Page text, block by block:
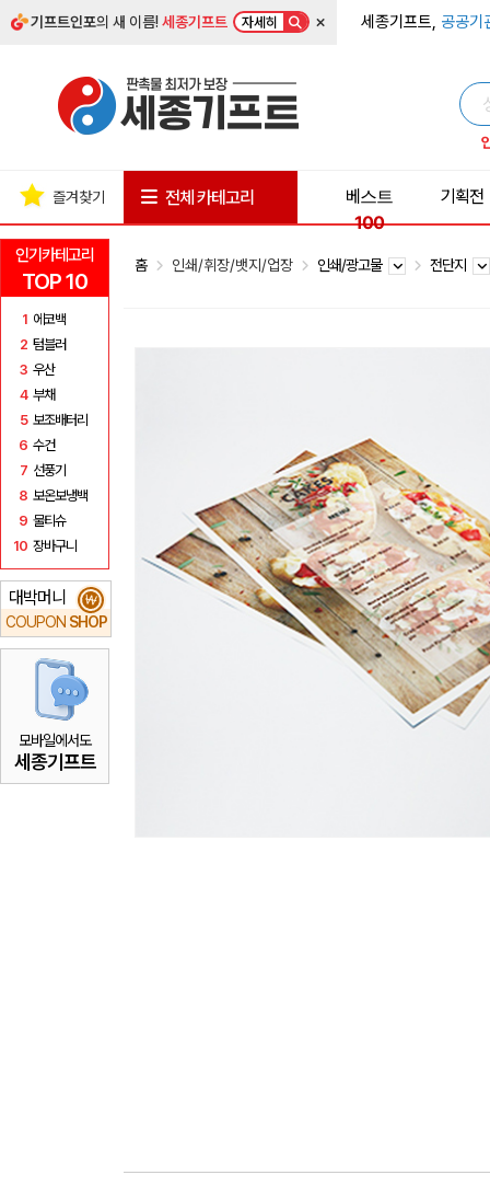
기프트인포의 새 이름!세종기프트 자세히 × 세종기프트, 공공기
인기카테고리
TOP 10
1 에코백
2 텀블러
3 우산
4 부채
5 보조배터리
6 수건
7 선풍기
8 보온보냉백
9 물티슈
10 장바구니
대박머니
COUPON SHOP
₩
모바일에서도
세종기프트
즐겨찾기 전체 카테고리
베스트
100
기획전
홈 인쇄/휘장/뱃지/업장 인쇄/광고물 전단지